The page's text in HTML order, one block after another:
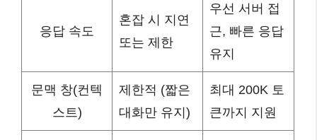
응답 속도
혼잡 시 지연
또는 제한
우선 서버 접
근, 빠른 응답
유지
문맥 창(컨텍
스트)
제한적 (짧은
대화만 유지)
최대 200K 토
큰까지 지원